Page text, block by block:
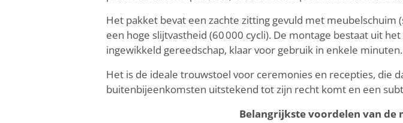
Het pakket bevat een zachte zitting gevuld met
een hoge slijtvastheid (60 000 cycli). De montage bestaat uit
ingewikkeld gereedschap, klaar voor gebruik in enkele minuten.
Het is de ideale trouwstoel voor ceremonies en recepties, die
buitenbijeenkomsten uitstekend tot zijn recht komt en een
Belangrijkste voordelen van de